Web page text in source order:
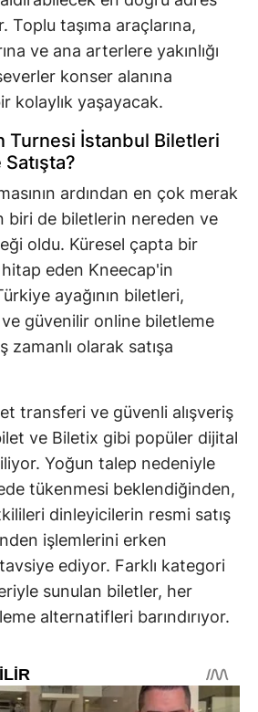
Toplu taşıma araçlarına,
ve ana arterlere yakınlığı
konser alanına
kolaylık yaşayacak.
Turnesi İstanbul Biletleri
ardından en çok merak
biri de biletlerin nereden ve
oldu. Küresel çapta bir
eden Kneecap'in
ayağının biletleri,
güvenilir online biletleme
zamanlı olarak satışa
transferi ve güvenli alışveriş
ve Biletix gibi popüler dijital
Yoğun talep nedeniyle
tükenmesi beklendiğinden,
dinleyicilerin resmi satış
işlemlerini erken
ediyor. Farklı kategori
sunulan biletler, her
alternatifleri barındırıyor.